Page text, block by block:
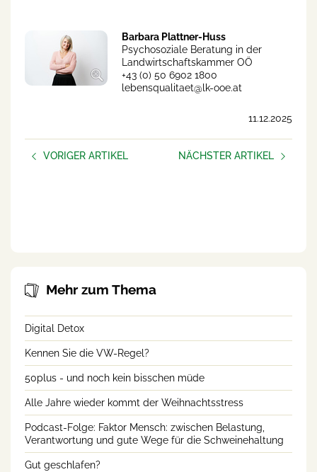
Barbara Plattner-Huss
Psychosoziale Beratung in der
Landwirtschaftskammer OÖ
+43 (0) 50 6902 1800
lebensqualitaet@lk-ooe.at
11.12.2025
VORIGER ARTIKEL
NÄCHSTER ARTIKEL
Mehr zum Thema
Digital Detox
Kennen Sie die VW-Regel?
50plus - und noch kein bisschen müde
Alle Jahre wieder kommt der Weihnachtsstress
Podcast-Folge: Faktor Mensch: zwischen Belastung,
Verantwortung und gute Wege für die Schweinehaltung
Gut geschlafen?